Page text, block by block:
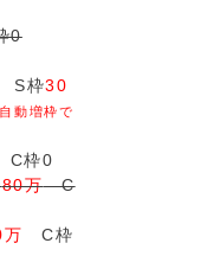
0
S枠30
動増枠で
C枠0
80万C
C枠